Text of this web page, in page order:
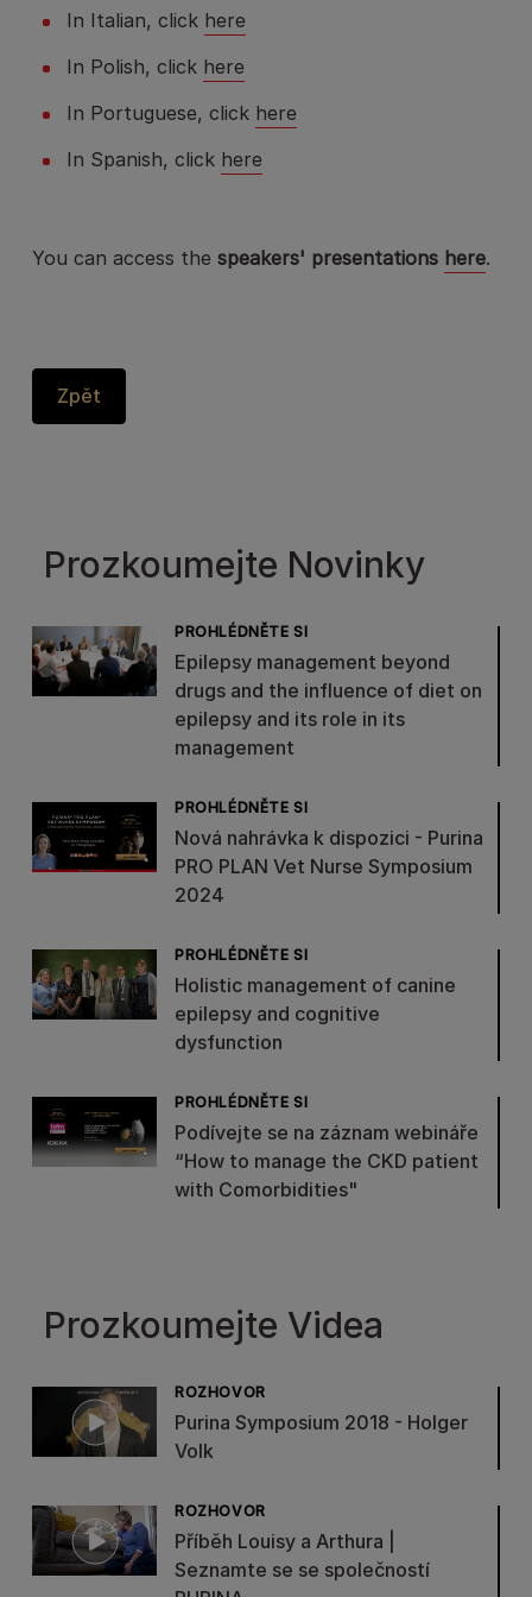
In Italian, click here
In Polish, click here
In Portuguese, click here
In Spanish, click here
You can access the speakers' presentations here.
Zpět
Prozkoumejte Novinky
PROHLÉDNĚTE SI
Epilepsy management beyond
drugs and the influence of diet on
epilepsy and its role in its
management
PROHLÉDNĚTE SI
Nová nahrávka k dispozici - Purina
PRO PLAN Vet Nurse Symposium
2024
PROHLÉDNĚTE SI
Holistic management of canine
epilepsy and cognitive
dysfunction
PROHLÉDNĚTE SI
Podívejte se na záznam webináře
“How to manage the CKD patient
with Comorbidities"
Prozkoumejte Videa
ROZHOVOR
Purina Symposium 2018 - Holger
Volk
ROZHOVOR
Příběh Louisy a Arthura |
Seznamte se se společností